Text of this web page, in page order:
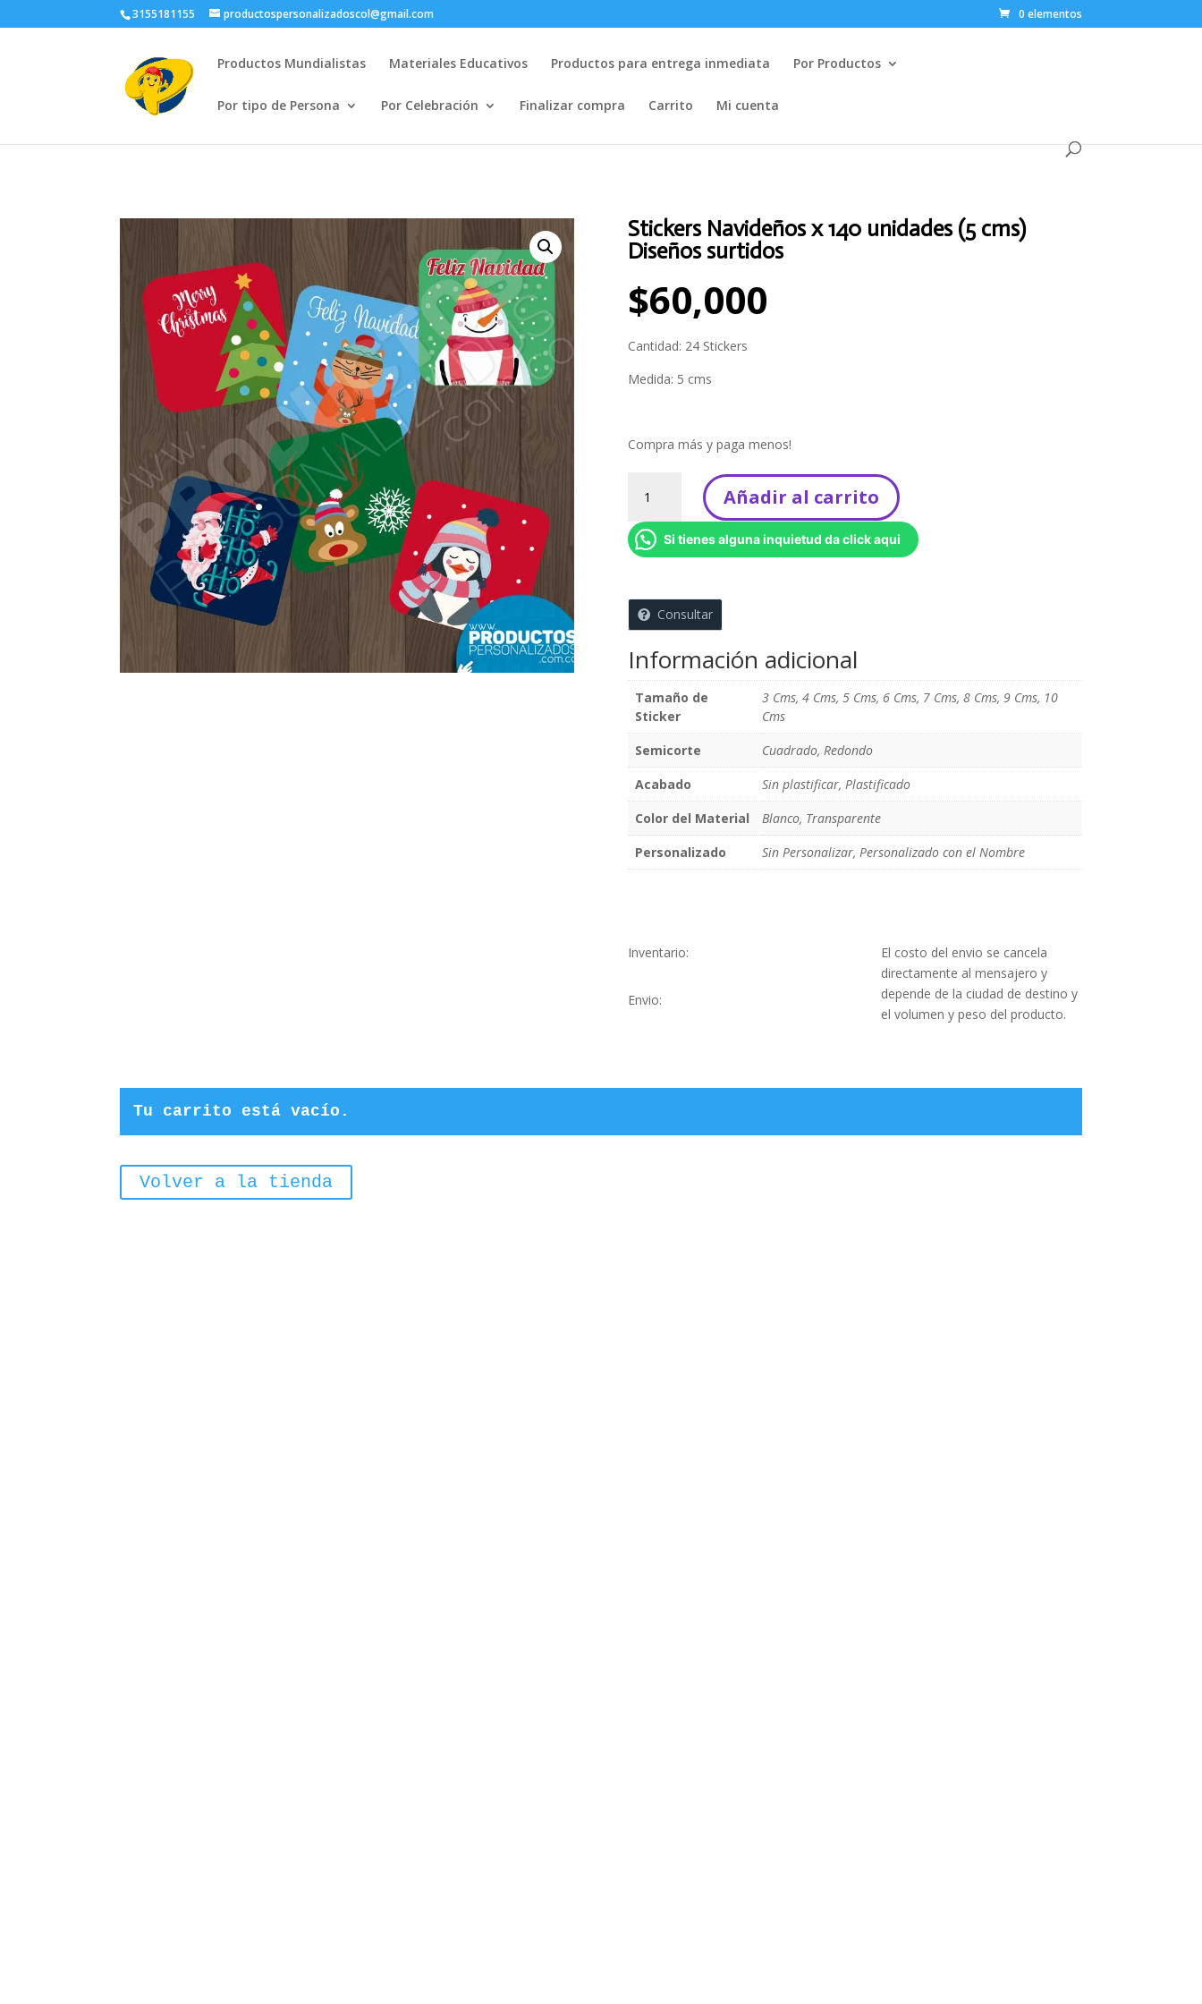
3155181155 productospersonalizadoscol@gmail.com 0 elementos
Productos Mundialistas Materiales Educativos Productos para entrega inmediata Por Productos
Por tipo de Persona Por Celebración Finalizar compra Carrito Mi cuenta
Stickers Navideños x 140 unidades (5 cms)
Diseños surtidos
$60,000
Cantidad: 24 Stickers
Medida: 5 cms
Compra más y paga menos!
Navideños
x
140
cms)
Diseños
cantidad
Añadir al carrito
Si tienes alguna inquietud da click aqui
Consultar
Información adicional
Tamaño de
Sticker
3 Cms, 4 Cms, 5 Cms, 6 Cms, 7 Cms, 8 Cms, 9 Cms, 10
Cms
Semicorte
Cuadrado, Redondo
Acabado
Sin plastificar, Plastificado
Color del Material
Blanco, Transparente
Personalizado
Sin Personalizar, Personalizado con el Nombre
Inventario:
Envio:
El costo del envio se cancela
directamente al mensajero y
depende de la ciudad de destino y
el volumen y peso del producto.
Tu carrito está vacío.
Volver a la tienda